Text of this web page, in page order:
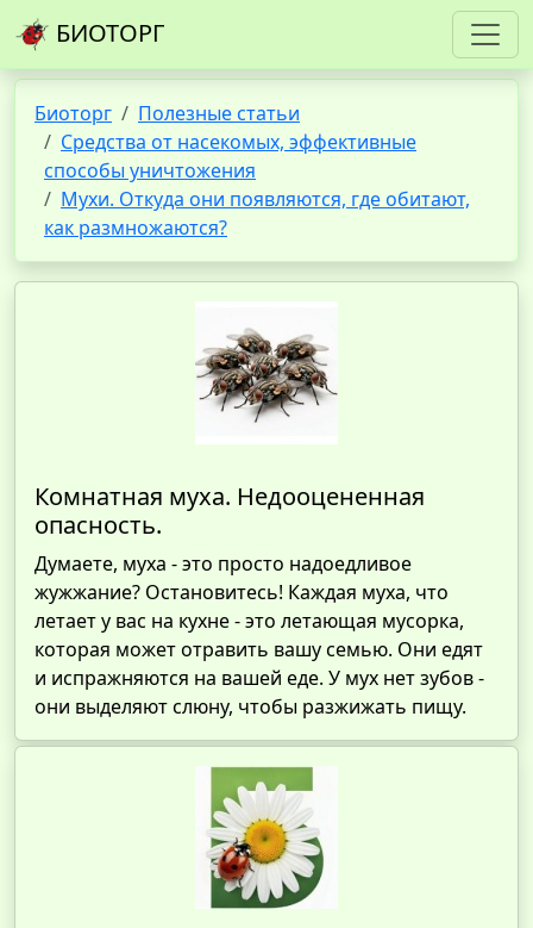
БИОТОРГ
Биоторг
Полезные статьи
Средства от насекомых, эффективные
способы уничтожения
Мухи. Откуда они появляются, где обитают,
как размножаются?
Комнатная муха. Недооцененная
опасность.
Думаете, муха - это просто надоедливое
жужжание? Остановитесь! Каждая муха, что
летает у вас на кухне - это летающая мусорка,
которая может отравить вашу семью. Они едят
и испражняются на вашей еде. У мух нет зубов -
они выделяют слюну, чтобы разжижать пищу.